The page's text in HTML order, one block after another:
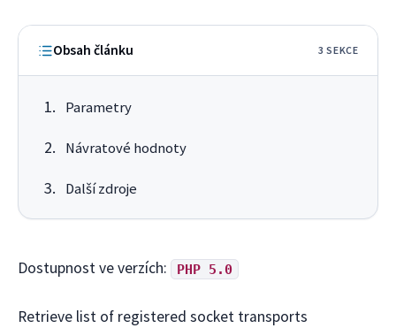
Obsah článku 3 SEKCE
Parametry
Návratové hodnoty
Další zdroje
Dostupnost ve verzích: PHP 5.0
Retrieve list of registered socket transports